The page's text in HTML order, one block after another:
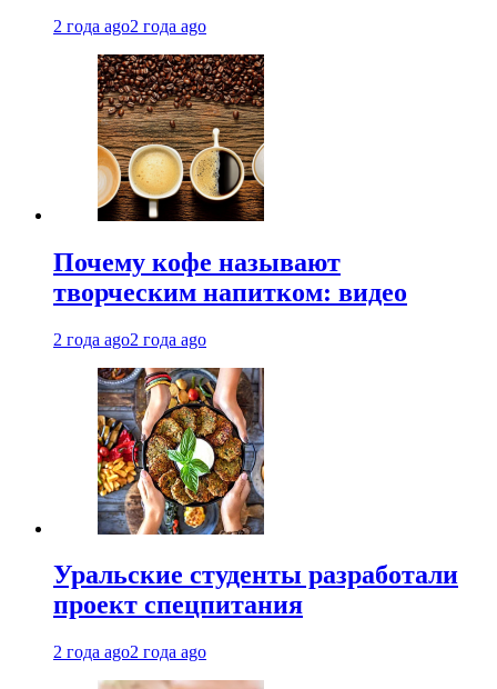
2 года ago2 года ago
Почему кофе называют
творческим напитком: видео
2 года ago2 года ago
Уральские студенты разработали
проект спецпитания
2 года ago2 года ago